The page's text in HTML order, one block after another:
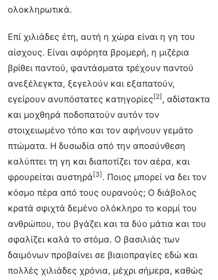
ολοκληρωτικά.
Επί χιλιάδες έτη, αυτή η χώρα είναι η γη του
αίσχους. Είναι αφόρητα βρομερή, η μιζέρια
βρίθει παντού, φαντάσματα τρέχουν παντού
ανεξέλεγκτα, ξεγελούν και εξαπατούν,
εγείρουν ανυπόστατες κατηγορίες[2] , αδίστακτα
και μοχθηρά ποδοπατούν αυτόν τον
στοιχειωμένο τόπο και τον αφήνουν γεμάτο
πτώματα. Η δυσωδία από την αποσύνθεση
καλύπτει τη γη και διαποτίζει τον αέρα, και
φρουρείται αυστηρά[3]. Ποιος μπορεί να δει τον
κόσμο πέρα από τους ουρανούς; Ο διάβολος
κρατά σφιχτά δεμένο ολόκληρο το κορμί του
ανθρώπου, του βγάζει και τα δύο μάτια και του
σφαλίζει καλά το στόμα. Ο βασιλιάς των
δαιμόνων προβαίνει σε βιαιοπραγίες εδώ και
πολλές χιλιάδες χρόνια, μέχρι σήμερα, καθώς